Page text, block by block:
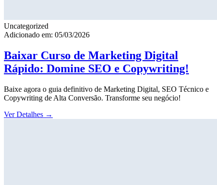
Uncategorized
Adicionado em: 05/03/2026
Baixar Curso de Marketing Digital
Rápido: Domine SEO e Copywriting!
Baixe agora o guia definitivo de Marketing Digital, SEO Técnico e
Copywriting de Alta Conversão. Transforme seu negócio!
Ver Detalhes →